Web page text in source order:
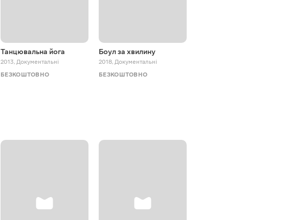
Танцювальна йога
2013, Документальні
БЕЗКОШТОВНО
Боул за хвилину
2018, Документальні
БЕЗКОШТОВНО